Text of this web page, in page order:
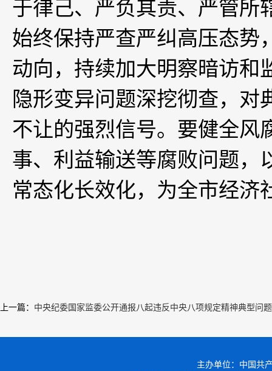
于律己、严负其责、严管所
始终保持严查严纠高压态势
动向，持续加大明察暗访和
隐形变异问题深挖彻查，
不让的强烈信号。要健全风
事、利益输送等腐败问题，
常态化长效化，为全市经济
上一篇 ： 中央纪委国家监委公开通报八起违反中央八项规定精神典型问题
主办单位：中国共